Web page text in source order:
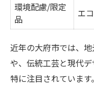
環境配慮/限定
品
エ
近年の大府市では、
や、伝統工芸と現代
特に注目されていま